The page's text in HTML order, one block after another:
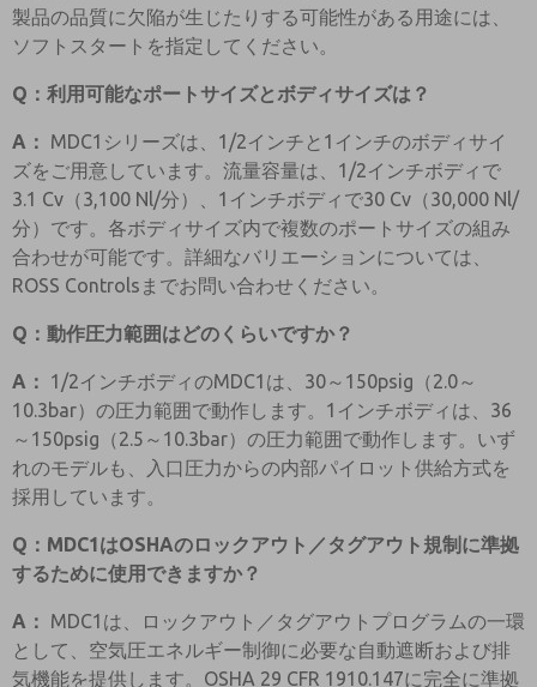
製品の品質に欠陥が生じたりする可能性がある用途には、
ソフトスタートを指定してください。
Q：利用可能なポートサイズとボディサイズは？
A：
MDC1シリーズは、1/2インチと1インチのボディサイ
ズをご用意しています。流量容量は、1/2インチボディで
3.1 Cv（3,100 Nl/分）、1インチボディで30 Cv（30,000 Nl/
分）です。各ボディサイズ内で複数のポートサイズの組み
合わせが可能です。詳細なバリエーションについては、
ROSS Controlsまでお問い合わせください。
Q：動作圧力範囲はどのくらいですか？
A：
1/2インチボディのMDC1は、30～150psig（2.0～
10.3bar）の圧力範囲で動作します。1インチボディは、36
～150psig（2.5～10.3bar）の圧力範囲で動作します。いず
れのモデルも、入口圧力からの内部パイロット供給方式を
採用しています。
Q：MDC1はOSHAのロックアウト／タグアウト規制に準拠
するために使用できますか？
A：
MDC1は、ロックアウト／タグアウトプログラムの一環
として、空気圧エネルギー制御に必要な自動遮断および排
気機能を提供します。OSHA 29 CFR 1910.147に完全に準拠